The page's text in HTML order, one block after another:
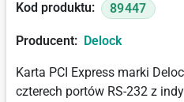
Kod produktu: 89447
Producent: Delock
Karta PCI Express marki
czterech portów RS-232 z